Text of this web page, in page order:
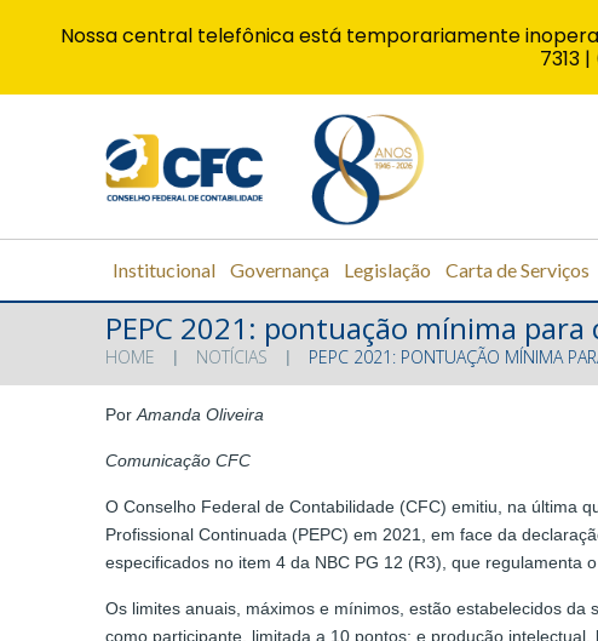
Institucional Governança Legislação Carta de Serviços
PEPC 2021: pontuação mínima
HOME NOTÍCIAS PEPC 2021: PONTUAÇÃO MÍNIMA
PorAmanda Oliveira
Comunicação CFC
O Conselho Federal de Contabilidade (CFC) emitiu, na última
Profissional Continuada (PEPC) em 2021, em face da
especificados no item 4 da NBC PG 12 (R3), que regulamenta
Os limites anuais, máximos e mínimos, estão estabelecidos
como participante, limitada a 10 pontos; e produção
Nossa central telefônica está temporariamente
7313